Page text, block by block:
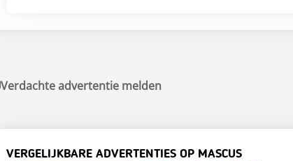
Verdachte advertentie melden
VERGELIJKBARE ADVERTENTIES OP MASCUS